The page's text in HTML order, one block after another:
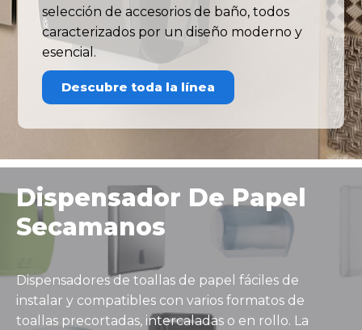
selección de accesorios de baño, todos
caracterizados por un diseño moderno y
esencial.
Descubre toda la línea
Dispensador De Papel
Secamanos
Dispensadores de toallas de papel fáciles de
instalar y compatibles con varios formatos de
toallas precortadas, intercaladas o en rollo. La